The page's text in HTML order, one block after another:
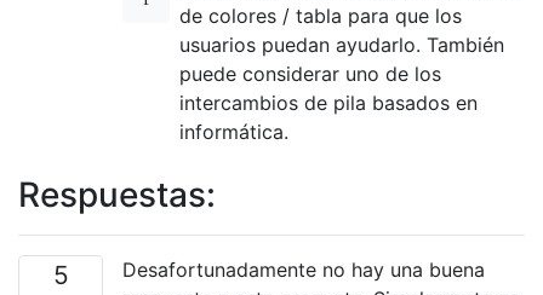
de colores / tabla para que los
usuarios puedan ayudarlo. También
puede considerar uno de los
intercambios de pila basados ​​en
informática.
Respuestas:
5
Desafortunadamente no hay una buena